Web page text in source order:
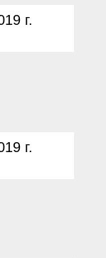
г.
г.